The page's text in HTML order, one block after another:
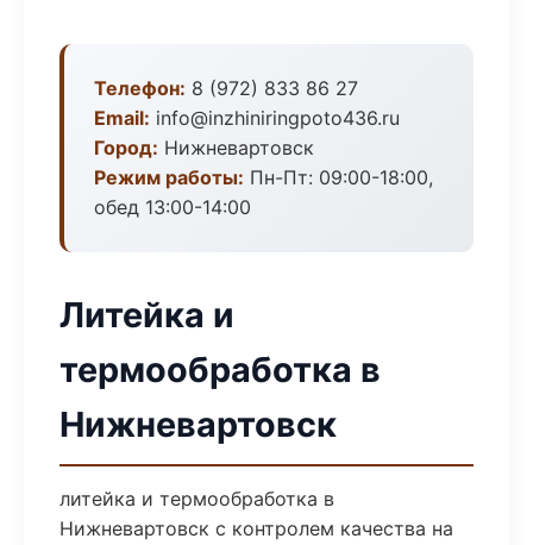
Телефон: 8 (972) 833 86 27
Email: info@inzhiniringpoto436.ru
Город: Нижневартовск
Режим работы: Пн-Пт: 09:00-18:00,
обед 13:00-14:00
Литейка и
термообработка в
Нижневартовск
литейка и термообработка в
Нижневартовск с контролем качества на